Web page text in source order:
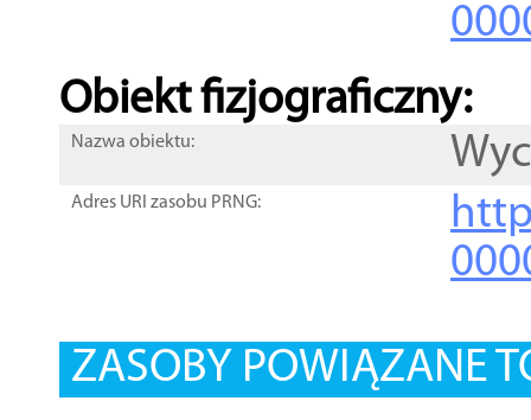
Obiekt fizjograficzny:
Nazwa obiektu:
Adres URI zasobu PRNG:
ZASOBY POWIĄZANE